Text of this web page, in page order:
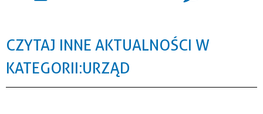
CZYTAJ INNE AKTUALNOŚCI W
KATEGORII: URZĄD